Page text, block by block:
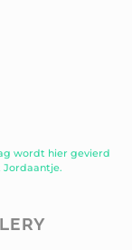
wordt hier gevierd
Jordaantje.